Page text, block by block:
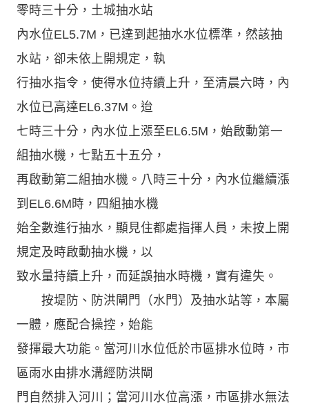
零時三十分，土城抽水站
內水位EL5.7M，已達到起抽水水位標準，然該抽
水站，卻未依上開規定，執
行抽水指令，使得水位持續上升，至清晨六時，內
水位已高達EL6.37M。迨
七時三十分，內水位上漲至EL6.5M，始啟動第一
組抽水機，七點五十五分，
再啟動第二組抽水機。八時三十分，內水位繼續漲
到EL6.6M時，四組抽水機
始全數進行抽水，顯見住都處指揮人員，未按上開
規定及時啟動抽水機，以
致水量持續上升，而延誤抽水時機，實有違失。
按堤防、防洪閘門（水門）及抽水站等，本屬
一體，應配合操控，始能
發揮最大功能。當河川水位低於市區排水位時，市
區雨水由排水溝經防洪閘
門自然排入河川；當河川水位高漲，市區排水無法